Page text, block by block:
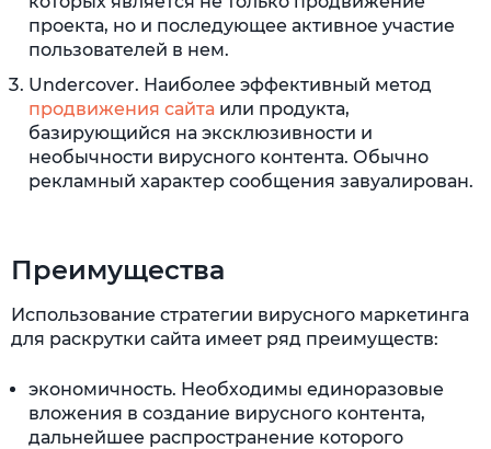
проекта, но и последующее активное участие
пользователей в нем.
Undercover. Наиболее эффективный метод
продвижения сайта или продукта,
базирующийся на эксклюзивности и
необычности вирусного контента. Обычно
рекламный характер сообщения завуалирован.
Преимущества
Использование стратегии вирусного маркетинга
для раскрутки сайта имеет ряд преимуществ:
экономичность. Необходимы единоразовые
вложения в создание вирусного контента,
дальнейшее распространение которого